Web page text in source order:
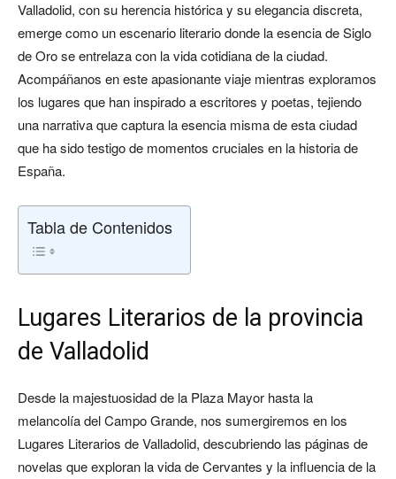
Valladolid, con su herencia histórica y su elegancia discreta,
emerge como un escenario literario donde la esencia de Siglo
de Oro se entrelaza con la vida cotidiana de la ciudad.
Acompáñanos en este apasionante viaje mientras exploramos
los lugares que han inspirado a escritores y poetas, tejiendo
una narrativa que captura la esencia misma de esta ciudad
que ha sido testigo de momentos cruciales en la historia de
España.
Tabla de Contenidos
Lugares Literarios de la provincia
de Valladolid
Desde la majestuosidad de la Plaza Mayor hasta la
melancolía del Campo Grande, nos sumergiremos en los
Lugares Literarios de Valladolid, descubriendo las páginas de
novelas que exploran la vida de Cervantes y la influencia de la